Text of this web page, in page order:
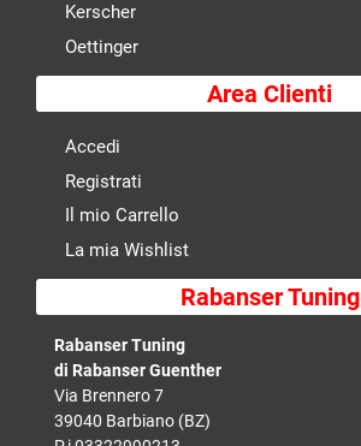
Kerscher
Oettinger
Area Clienti
Accedi
Registrati
Il mio Carrello
La mia Wishlist
Rabanser Tuning
Rabanser Tuning
di Rabanser Guenther
Via Brennero 7
39040 Barbiano (BZ)